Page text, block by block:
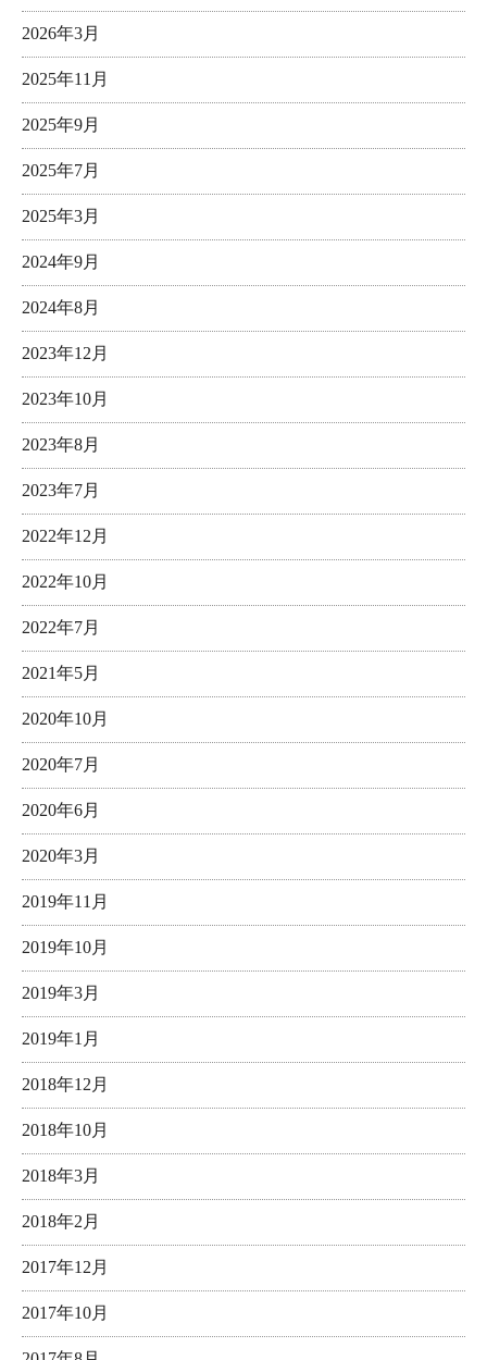
2026年3月
2025年11月
2025年9月
2025年7月
2025年3月
2024年9月
2024年8月
2023年12月
2023年10月
2023年8月
2023年7月
2022年12月
2022年10月
2022年7月
2021年5月
2020年10月
2020年7月
2020年6月
2020年3月
2019年11月
2019年10月
2019年3月
2019年1月
2018年12月
2018年10月
2018年3月
2018年2月
2017年12月
2017年10月